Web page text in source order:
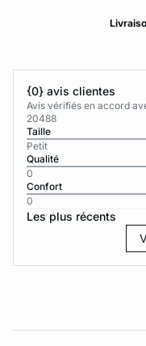
{0} avis clientes
Avis vérifiés en accord
20488
Taille
Petit
Qualité
0
Confort
0
Les plus récents